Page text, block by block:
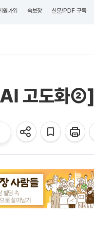
원가입 속보창 신문/PDF 구독
AI 고도화②]